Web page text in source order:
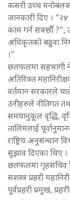
कसरी उच्च
जानकारी दिए ।
काम गर्न सक्छौँ ?”,
अधिकृतको बढुवा
।”
छलफलमा सहभागी
अतिरिक्त
वर्तमान सरकारले
उनीहरुले नीतिगत
समयानुकूल वृद्धि,
तालिमलाई
राष्ट्रिय अनुसन्धान
सुझाव दिएका थिए ।
छलफलमा गृहसचिव
सशस्त्र प्रहरी
पूर्वप्रहरी प्रमुख,